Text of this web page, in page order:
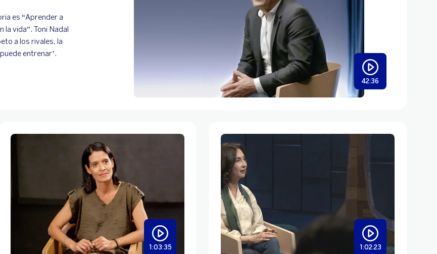
42:36
es “Aprender a
vida”. Toni Nadal
a los rivales, la
entrenar’.
1:03:35 1:02:23